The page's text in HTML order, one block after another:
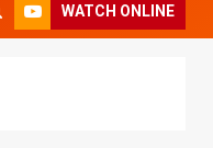
WATCH ONLINE